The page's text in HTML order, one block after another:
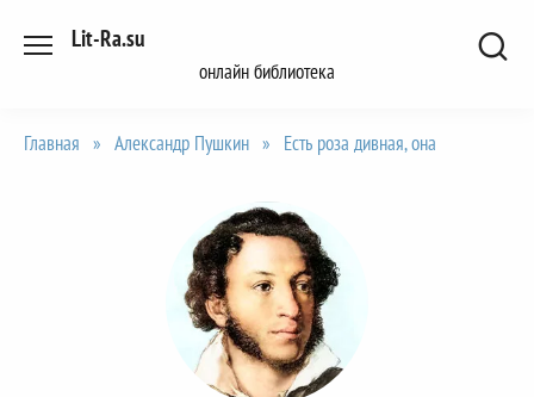
Lit-Ra.su
онлайн библиотека
Главная » Александр Пушкин » Есть роза дивная, она